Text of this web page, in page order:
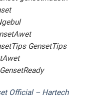
GensetTips
Official – Hartech